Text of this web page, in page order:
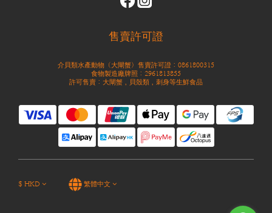
售賣許可證
介貝類水產動物（大閘蟹）售賣許可證：0861800315
食物製造廠牌照：2961813855
許可售賣：大閘蟹，貝殼類，刺身等生鮮食品
$ HKD 繁體中文